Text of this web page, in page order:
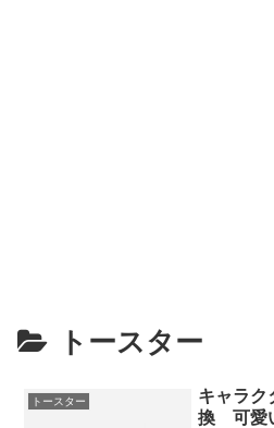
トースター
トースター
キャラク
換 可愛